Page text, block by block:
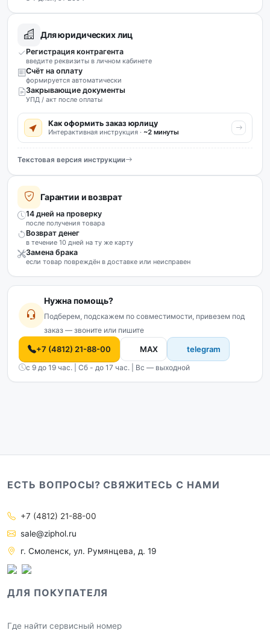
Для юридических лиц
Регистрация контрагента
введите реквизиты в личном кабинете
Счёт на оплату
формируется автоматически
Закрывающие документы
УПД / акт после оплаты
Как оформить заказ юрлицу
Интерактивная инструкция · ~2 минуты
Текстовая версия инструкции
Гарантии и возврат
14 дней на проверку
после получения товара
Возврат денег
в течение 10 дней на ту же карту
Замена брака
если товар повреждён в доставке или неисправен
Нужна помощь?
Подберем, подскажем по совместимости, привезем под
заказ — звоните или пишите
+7 (4812) 21-88-00 MAX telegram
с 9 до 19 час. | Сб - до 17 час. | Вс — выходной
ЕСТЬ ВОПРОСЫ? СВЯЖИТЕСЬ С НАМИ
+7 (4812) 21-88-00
sale@ziphol.ru
г. Смоленск, ул. Румянцева, д. 19
ДЛЯ ПОКУПАТЕЛЯ
Где найти сервисный номер